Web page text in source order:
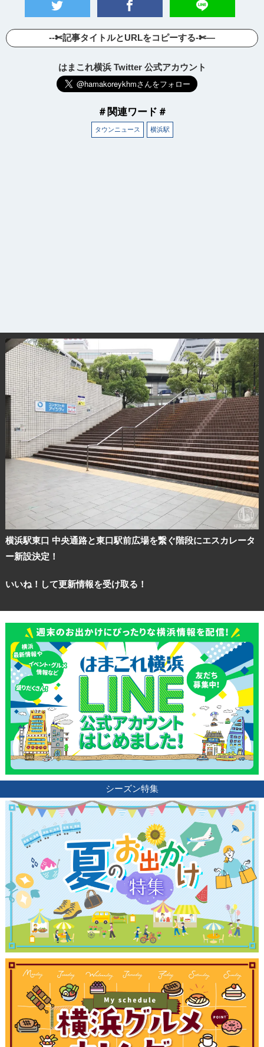
--✄記事タイトルとURLをコピーする-✄—
はまこれ横浜 Twitter 公式アカウント
＃関連ワード＃
タウンニュース 横浜駅
横浜駅東口 中央通路と東口駅前広場を繋ぐ階段にエスカレータ
ー新設決定！
いいね！して更新情報を受け取る！
シーズン特集